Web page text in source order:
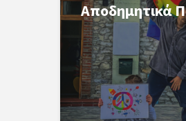
Αποδημητικά